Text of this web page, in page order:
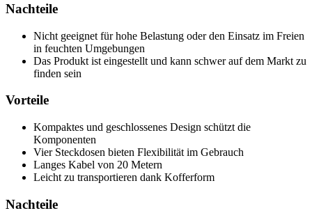
Nachteile
Nicht geeignet für hohe Belastung oder den Einsatz im Freien
in feuchten Umgebungen
Das Produkt ist eingestellt und kann schwer auf dem Markt zu
finden sein
Vorteile
Kompaktes und geschlossenes Design schützt die
Komponenten
Vier Steckdosen bieten Flexibilität im Gebrauch
Langes Kabel von 20 Metern
Leicht zu transportieren dank Kofferform
Nachteile